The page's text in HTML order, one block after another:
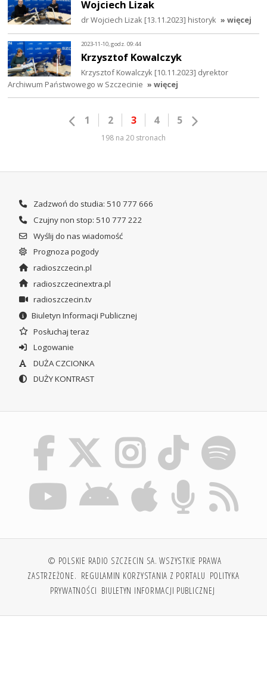
Wojciech Lizak
dr Wojciech Lizak [13.11.2023] historyk » więcej
2023-11-10, godz. 09:44
Krzysztof Kowalczyk
Krzysztof Kowalczyk [10.11.2023] dyrektor
Archiwum Państwowego w Szczecinie » więcej
1 2 3 4 5
198 na 20 stronach
Zadzwoń do studia: 510 777 666
Czujny non stop: 510 777 222
Wyślij do nas wiadomość
Prognoza pogody
radioszczecin.pl
radioszczecinextra.pl
radioszczecin.tv
Biuletyn Informacji Publicznej
Posłuchaj teraz
Logowanie
DUŻA CZCIONKA
DUŻY KONTRAST
© POLSKIE RADIO SZCZECIN SA. WSZYSTKIE PRAWA
ZASTRZEŻONE. REGULAMIN KORZYSTANIA Z PORTALU POLITYKA
PRYWATNOŚCI BIULETYN INFORMACJI PUBLICZNEJ